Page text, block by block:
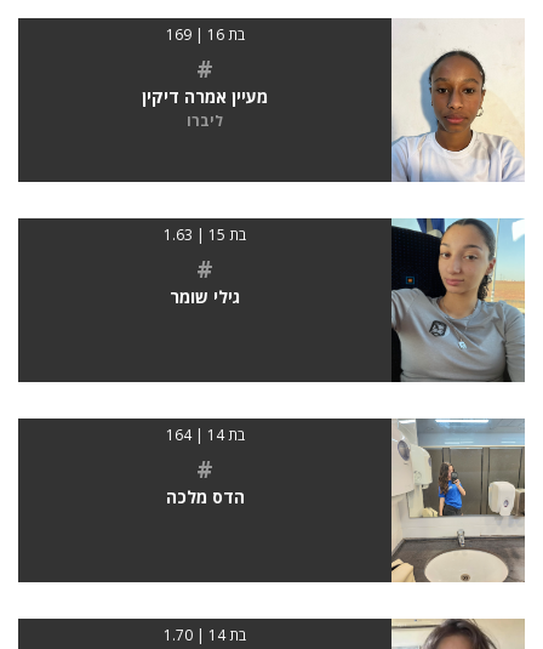
בת 16 | 169
#
מעיין אמרה דיקין
ליברו
בת 15 | 1.63
#
גילי שומר
בת 14 | 164
#
הדס מלכה
בת 14 | 1.70